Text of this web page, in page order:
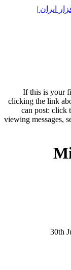
If this is your
clicking the link
can post: click
viewing messages,
30th